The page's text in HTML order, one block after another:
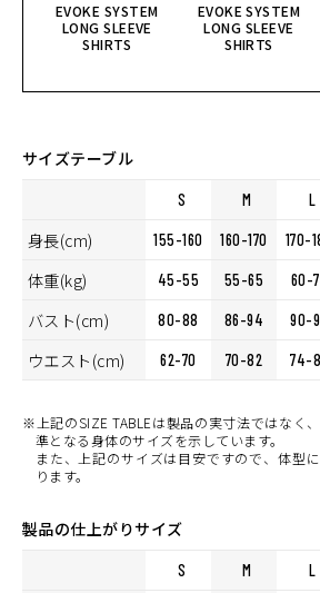
EVOKE SYSTEM
LONG SLEEVE
SHIRTS
EVOKE SYSTEM
LONG SLEEVE
SHIRTS
サイズテーブル
S M L
身長(cm) 155-160 160-170 170-
体重(kg) 45-55 55-65 60-
バスト(cm) 80-88 86-94 90-
ウエスト(cm) 62-70 70-82 74-
※上記のSIZE TABLEは製品の実寸法ではなく
準となる身体のサイズを示しています。
また、上記のサイズは目安ですので、体型
ります。
製品の仕上がりサイズ
S M L